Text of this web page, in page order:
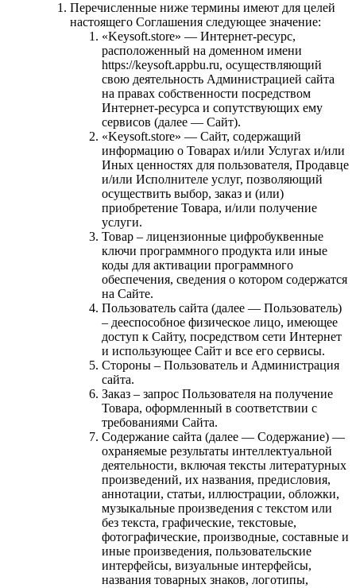
Перечисленные ниже термины имеют для целей
настоящего Соглашения следующее значение:
«Keysoft.store» — Интернет-ресурс,
расположенный на доменном имени
https://keysoft.appbu.ru, осуществляющий
свою деятельность Администрацией сайта
на правах собственности посредством
Интернет-ресурса и сопутствующих ему
сервисов (далее — Сайт).
«Keysoft.store» — Сайт, содержащий
информацию о Товарах и/или Услугах и/или
Иных ценностях для пользователя, Продавце
и/или Исполнителе услуг, позволяющий
осуществить выбор, заказ и (или)
приобретение Товара, и/или получение
услуги.
Товар – лицензионные цифробуквенные
ключи программного продукта или иные
коды для активации программного
обеспечения, сведения о котором содержатся
на Сайте.
Пользователь сайта (далее — Пользователь)
– дееспособное физическое лицо, имеющее
доступ к Сайту, посредством сети Интернет
и использующее Сайт и все его сервисы.
Стороны – Пользователь и Администрация
сайта.
Заказ – запрос Пользователя на получение
Товара, оформленный в соответствии с
требованиями Сайта.
Содержание сайта (далее — Содержание) —
охраняемые результаты интеллектуальной
деятельности, включая тексты литературных
произведений, их названия, предисловия,
аннотации, статьи, иллюстрации, обложки,
музыкальные произведения с текстом или
без текста, графические, текстовые,
фотографические, производные, составные и
иные произведения, пользовательские
интерфейсы, визуальные интерфейсы,
названия товарных знаков, логотипы,